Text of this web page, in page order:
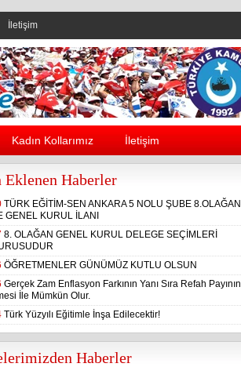
İletişim
Kadın Kollarımız İletişim
Eklenen Haberler
TÜRK EĞİTİM-SEN ANKARA 5 NOLU ŞUBE 8.OLAĞAN
GENEL KURUL İLANI
8. OLAĞAN GENEL KURUL DELEGE SEÇİMLERİ
ÖĞRETMENLER GÜNÜMÜZ KUTLU OLSUN
Gerçek Zam Enflasyon Farkının Yanı Sıra Refah Payının
İle Mümkün Olur.
Türk Yüzyılı Eğitimle İnşa Edilecektir!
Haberler